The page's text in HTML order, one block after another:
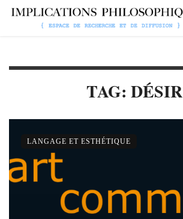
TAG: DÉSIR
LANGAGE ET ESTHÉTIQUE